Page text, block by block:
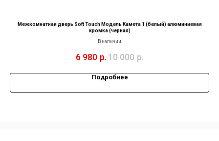
Межкомнатная дверь Soft Touch Модель Камета 1 (белый) алюминиевая
кромка (черная)
В наличии
6 980 р.10 000 р.
Подробнее